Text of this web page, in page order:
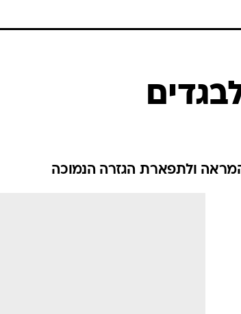
ולתפארת הגזרה הנמוכה